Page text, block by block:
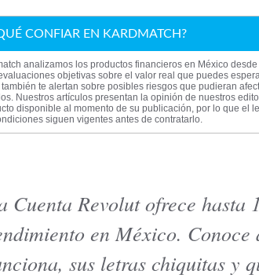
CONFIAR EN KARDMATCH?
analizamos los productos financieros en México
objetivas sobre el valor real que puedes
te alertan sobre posibles riesgos que pudieran
Nuestros artículos presentan la opinión de nuestros
disponible al momento de su publicación, por lo que el
siguen vigentes antes de contratarlo.
Cuenta Revolut ofrece hasta
en México. Conoce
sus letras chiquitas y
Moneyman es confiable y
México? Opiniones 2026
Mercado
Leer más